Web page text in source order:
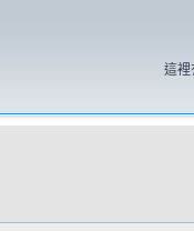
這裡